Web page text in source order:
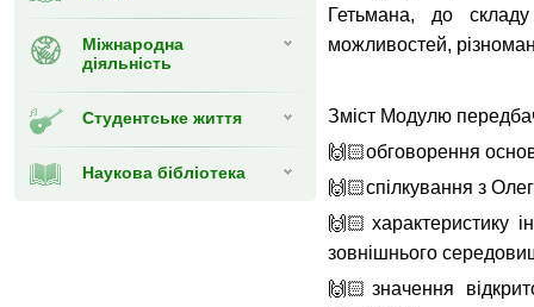
Міжнародна
діяльність
Студентське життя
Наукова бібліотека
Гетьмана, до
можливостей,
Зміст Модулю
🙌🏻обговорення
🙌🏻спілкування з
🙌🏻характеристику
зовнішнього
🙌🏻значення